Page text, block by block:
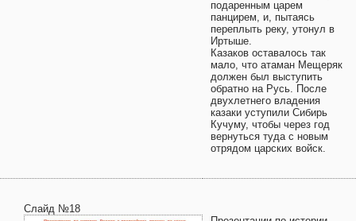
подаренным царем
панцирем, и, пытаясь
переплыть реку, утонул в
Иртыше.
Казаков оставалось так
мало, что атаман Мещеряк
должен был выступить
обратно на Русь. После
двухлетнего владения
казаки уступили Сибирь
Кучуму, чтобы через год
вернуться туда с новым
отрядом царских войск.
Слайд №18